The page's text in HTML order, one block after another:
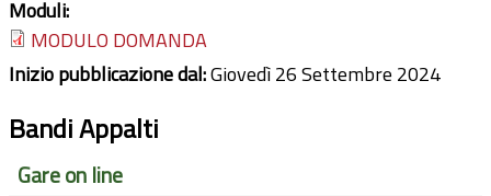
Moduli:
MODULO DOMANDA
Inizio pubblicazione dal:Giovedì 26 Settembre 2024
Bandi Appalti
Gare on line